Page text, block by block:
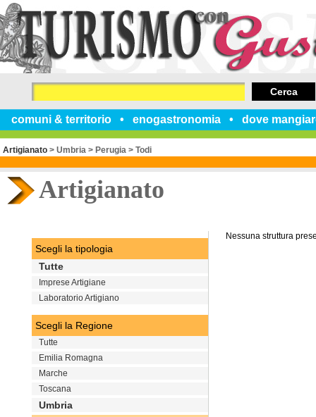
comuni & territorio enogastronomia dove
Cerca
Artigianato > Umbria > Perugia > Todi
Artigianato
Nessuna struttura
Scegli la tipologia
Tutte
Imprese Artigiane
Laboratorio Artigiano
Scegli la Regione
Tutte
Emilia Romagna
Marche
Toscana
Umbria